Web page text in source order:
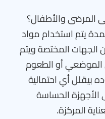
المرضى والأطفال؟
يتم استخدام مواد
المختصة ويتم
الموضعي أو الطعوم
بيقلل أي احتمالية
الأجهزة الحساسة
المركزة.